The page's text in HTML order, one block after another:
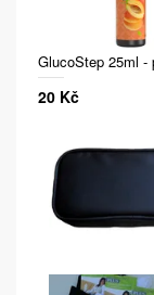
GlucoStep 25ml
20 Kč